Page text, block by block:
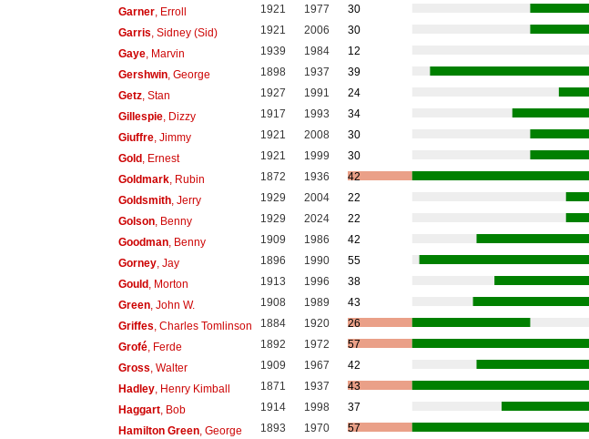
Garner, Erroll 1921 1977
30
Garris , Sidney (Sid) 1921 2006
30
Gaye, Marvin 1939 1984
12
Gershwin, George 1898 1937
39
Getz, Stan 1927 1991
24
Gillespie, Dizzy 1917 1993
34
Giuffre, Jimmy 1921 2008
30
Gold, Ernest 1921 1999
30
Goldmark, Rubin 1872 1936
42
Goldsmith, Jerry 1929 2004
22
Golson, Benny 1929 2024
22
Goodman, Benny 1909 1986
42
Gorney, Jay 1896 1990
55
Gould, Morton 1913 1996
38
Green, John W. 1908 1989
43
Griffes , Charles Tomlinson 1884 1920
26
Grofé, Ferde 1892 1972
57
Gross , Walter 1909 1967
42
Hadley, Henry Kimball 1871 1937
43
Haggart, Bob 1914 1998
37
Hamilton Green, George 1893 1970 57